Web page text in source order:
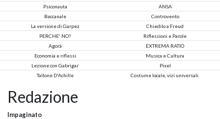
Psiconauta
ANSA
Baccanale
Controvento
La versione di Garpez
Chiedilo a Freud
PERCHE' NO?
Riflessioni e Parole
Agorà
EXTREMA RATIO
Economia e riflessi
Musica e Cultura
Lezione con Gabrigar
Pixel
Tallone D'Achille
Costume locale, vizi universali.
Redazione
Impaginato